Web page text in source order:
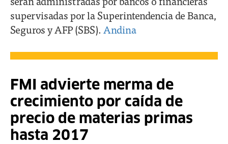
supervisadas por la Superintendencia de Banca,
Seguros y AFP (SBS). Andina
FMI advierte merma de
crecimiento por caída de
precio de materias primas
hasta 2017